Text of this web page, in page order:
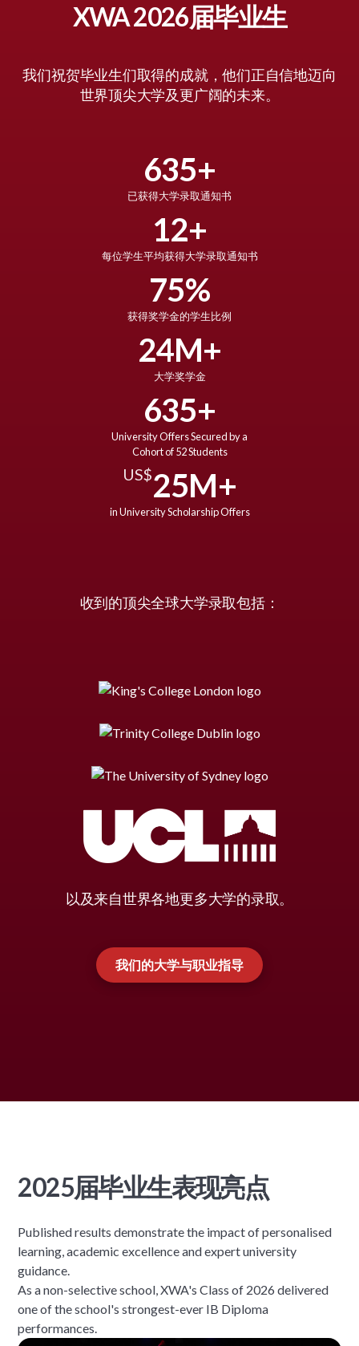
XWA 2026届毕业生
我们祝贺毕业生们取得的成就，他们正自信地迈向
世界顶尖大学及更广阔的未来。
635+
已获得大学录取通知书
12+
每位学生平均获得大学录取通知书
75%
获得奖学金的学生比例
24M+
大学奖学金
635+
University Offers Secured by a
Cohort of 52 Students
US$25M+
in University Scholarship Offers
收到的顶尖全球大学录取包括：
以及来自世界各地更多大学的录取。
我们的大学与职业指导
2025届毕业生表现亮点
Published results demonstrate the impact of personalised
learning, academic excellence and expert university
guidance.
As a non-selective school, XWA's Class of 2026 delivered
one of the school's strongest-ever IB Diploma
performances.